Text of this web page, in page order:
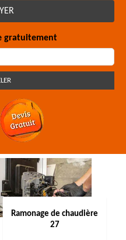
gratuitement
Ramonage de chaudière
27